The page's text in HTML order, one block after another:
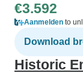
€3.592
Aanmelden to
Download
Historic